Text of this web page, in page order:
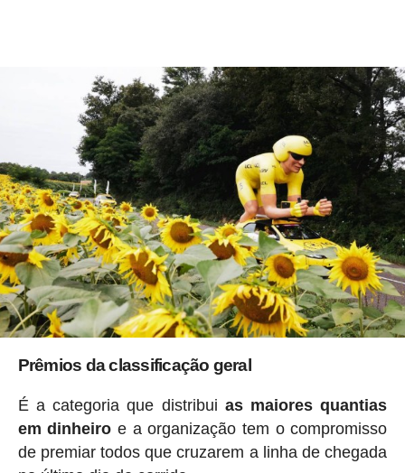
Prêmios da classificação geral
É a categoria que distribui as maiores quantias
em dinheiro e a organização tem o compromisso
de premiar todos que cruzarem a linha de chegada